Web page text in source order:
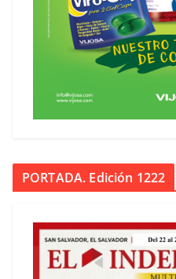
PORTADA. Edición 1222